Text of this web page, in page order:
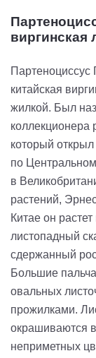
виргинская
Партеноциссус
китайская
жилкой. Был
коллекционера
который
по
в
растений,
Китае он
листопадный
сдержанный
Большие
овальных
прожилками.
окрашиваются
неприметных